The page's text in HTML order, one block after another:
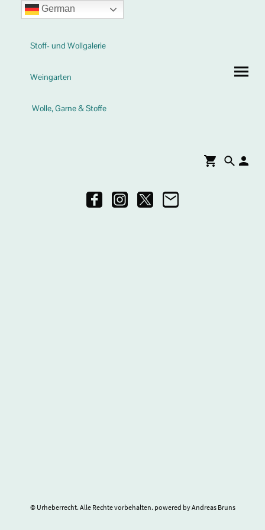
Stoff- und Wollgalerie
Weingarten
Wolle, Garne & Stoffe
© Urheberrecht. Alle Rechte vorbehalten. powered by Andreas Bruns
German